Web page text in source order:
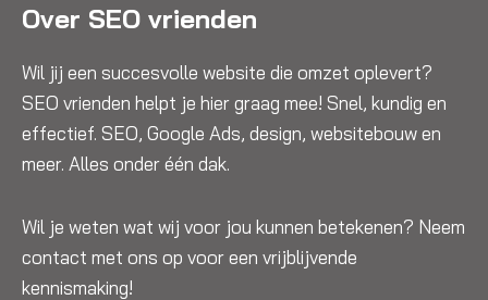
Over SEO vrienden
Wil jij een succesvolle website die omzet oplevert?
SEO vrienden helpt je hier graag mee! Snel, kundig en
effectief. SEO, Google Ads, design, websitebouw en
meer. Alles onder één dak.
Wil je weten wat wij voor jou kunnen betekenen? Neem
contact met ons op voor een vrijblijvende
kennismaking!